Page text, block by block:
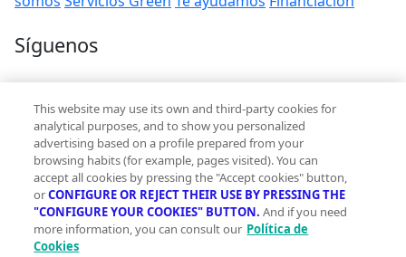
Síguenos
Contacto
hola@vivegreen.com
Aviso Legal
This website may use its own and third-party cookies for
analytical purposes, and to show you personalized
advertising based on a profile prepared from your
browsing habits (for example, pages visited). You can
accept all cookies by pressing the "Accept cookies" button,
orCONFIGURE OR REJECT THEIR USE BY PRESSING THE
"CONFIGURE YOUR COOKIES" BUTTON. And if you need
more information, you can consult our Política de
Cookies